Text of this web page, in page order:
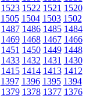
1523 1522 1521 1520
1505 1504 1503 1502
1487 1486 1485 1484
1469 1468 1467 1466
1451 1450 1449 1448
1433 1432 1431 1430
1415 1414 1413 1412
1397 1396 1395 1394
1379 1378 1377 1376